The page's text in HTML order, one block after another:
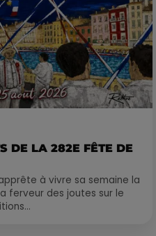
DE LA 282E FÊTE DE
à vivre sa semaine la
ferveur des joutes sur le